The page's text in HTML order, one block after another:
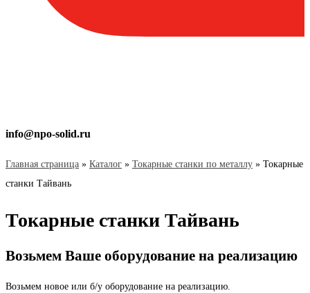
info@npo-solid.ru
Главная страница » Каталог » Токарные станки по металлу » Токарные
станки Тайвань
Токарные станки Тайвань
Возьмем Ваше оборудование на реализацию
Возьмем новое или б/у оборудование на реализацию.